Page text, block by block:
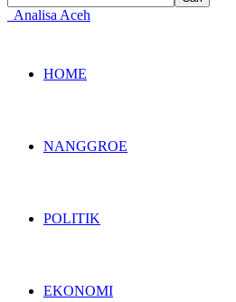
Analisa Aceh
HOME
NANGGROE
POLITIK
EKONOMI